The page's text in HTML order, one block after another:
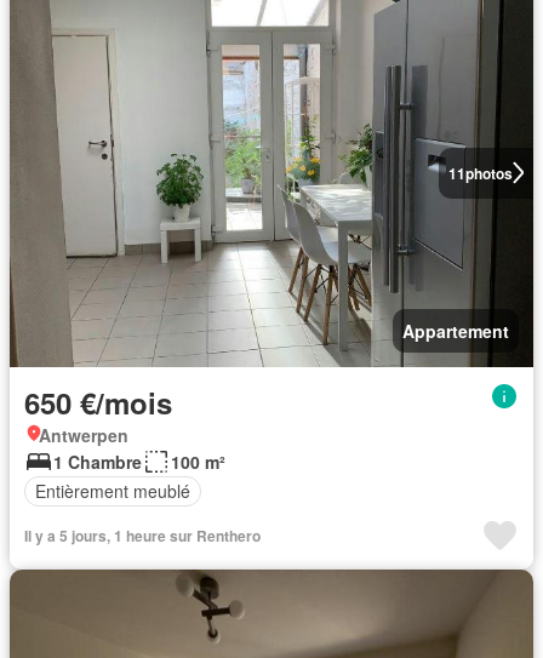
11photos
Appartement
650 €/mois
Antwerpen
1 Chambre
100 m²
Entièrement meublé
Il y a 5 jours, 1 heure sur Renthero